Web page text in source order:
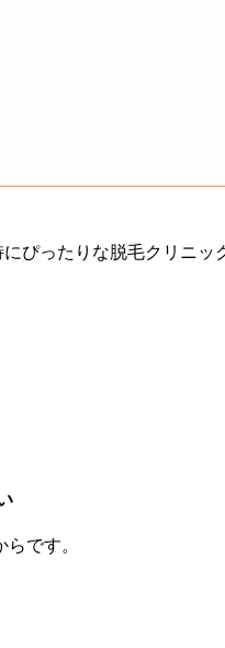
にぴったりな脱毛クリニッ
です。